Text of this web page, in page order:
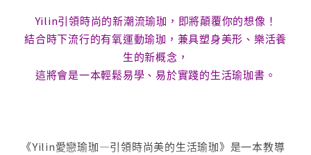
Yilin引領時尚的新潮流瑜珈，即將顛覆你的想像！
結合時下流行的有氧運動瑜珈，兼具塑身美形、樂活養
生的新概念，
這將會是一本輕鬆易學、易於實踐的生活瑜珈書。
《Yilin愛戀瑜珈—引領時尚美的生活瑜珈》是一本教導